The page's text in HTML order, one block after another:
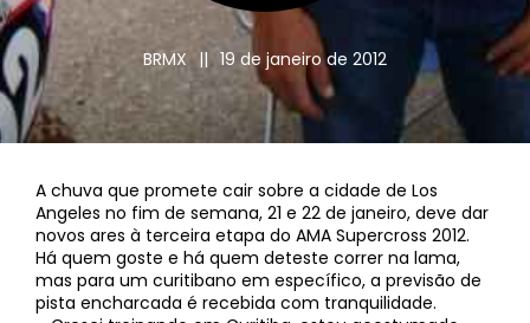
BRMX || 19 de janeiro de 2012
A chuva que promete cair sobre a cidade de Los
Angeles no fim de semana, 21 e 22 de janeiro, deve dar
novos ares à terceira etapa do AMA Supercross 2012.
Há quem goste e há quem deteste correr na lama,
mas para um curitibano em específico, a previsão de
pista encharcada é recebida com tranquilidade.